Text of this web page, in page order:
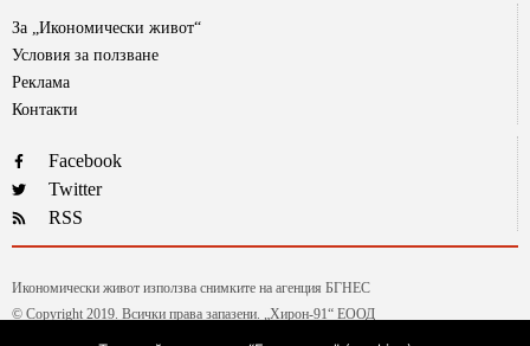
За „Икономически живот“
Условия за ползване
Реклама
Контакти
Facebook
Twitter
RSS
Икономически живот използва снимките на агенция БГНЕС
© Copyright 2019. Всички права запазени. „Хирон-91“ ЕООД